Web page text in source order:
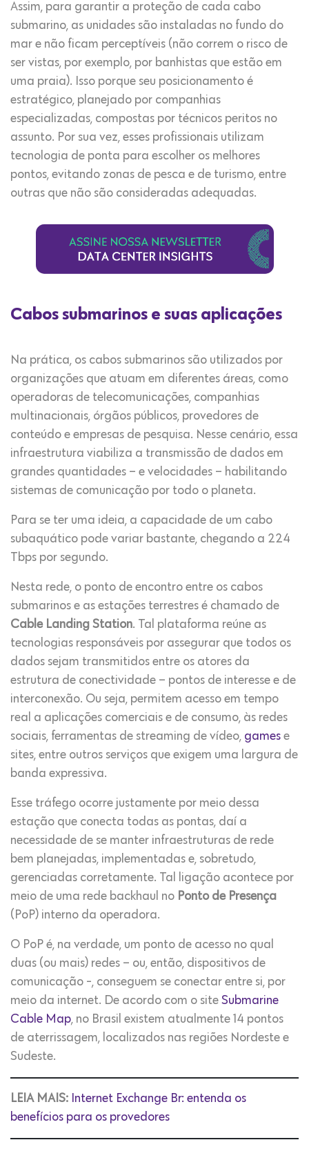
Assim, para garantir a proteção de cada cabo
submarino, as unidades são instaladas no fundo do
mar e não ficam perceptíveis (não correm o risco de
ser vistas, por exemplo, por banhistas que estão em
uma praia). Isso porque seu posicionamento é
estratégico, planejado por companhias
especializadas, compostas por técnicos peritos no
assunto. Por sua vez, esses profissionais utilizam
tecnologia de ponta para escolher os melhores
pontos, evitando zonas de pesca e de turismo, entre
outras que não são consideradas adequadas.
Cabos submarinos e suas aplicações
Na prática, os cabos submarinos são utilizados por
organizações que atuam em diferentes áreas, como
operadoras de telecomunicações, companhias
multinacionais, órgãos públicos, provedores de
conteúdo e empresas de pesquisa. Nesse cenário, essa
infraestrutura viabiliza a transmissão de dados em
grandes quantidades – e velocidades – habilitando
sistemas de comunicação por todo o planeta.
Para se ter uma ideia, a capacidade de um cabo
subaquático pode variar bastante, chegando a 224
Tbps por segundo.
Nesta rede, o ponto de encontro entre os cabos
submarinos e as estações terrestres é chamado de
Cable Landing Station. Tal plataforma reúne as
tecnologias responsáveis por assegurar que todos os
dados sejam transmitidos entre os atores da
estrutura de conectividade – pontos de interesse e de
interconexão. Ou seja, permitem acesso em tempo
real a aplicações comerciais e de consumo, às redes
sociais, ferramentas de streaming de vídeo, games e
sites, entre outros serviços que exigem uma largura de
banda expressiva.
Esse tráfego ocorre justamente por meio dessa
estação que conecta todas as pontas, daí a
necessidade de se manter infraestruturas de rede
bem planejadas, implementadas e, sobretudo,
gerenciadas corretamente. Tal ligação acontece por
meio de uma rede backhaul no Ponto de Presença
(PoP) interno da operadora.
O PoP é, na verdade, um ponto de acesso no qual
duas (ou mais) redes – ou, então, dispositivos de
comunicação -, conseguem se conectar entre si, por
meio da internet. De acordo com o site Submarine
Cable Map, no Brasil existem atualmente 14 pontos
de aterrissagem, localizados nas regiões Nordeste e
Sudeste.
LEIA MAIS: Internet Exchange Br: entenda os
benefícios para os provedores